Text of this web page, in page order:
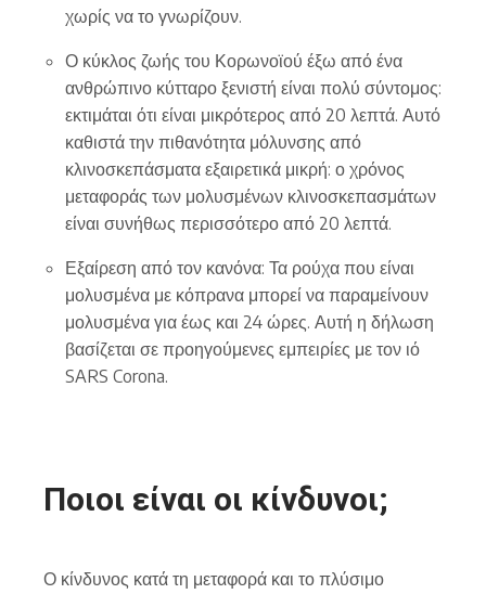
χωρίς να το γνωρίζουν.
Ο κύκλος ζωής του Κορωνοϊού έξω από ένα
ανθρώπινο κύτταρο ξενιστή είναι πολύ σύντομος:
εκτιμάται ότι είναι μικρότερος από 20 λεπτά. Αυτό
καθιστά την πιθανότητα μόλυνσης από
κλινοσκεπάσματα εξαιρετικά μικρή: ο χρόνος
μεταφοράς των μολυσμένων κλινοσκεπασμάτων
είναι συνήθως περισσότερο από 20 λεπτά.
Εξαίρεση από τον κανόνα: Τα ρούχα που είναι
μολυσμένα με κόπρανα μπορεί να παραμείνουν
μολυσμένα για έως και 24 ώρες. Αυτή η δήλωση
βασίζεται σε προηγούμενες εμπειρίες με τον ιό
SARS Corona.
Ποιοι είναι οι κίνδυνοι;
Ο κίνδυνος κατά τη μεταφορά και το πλύσιμο